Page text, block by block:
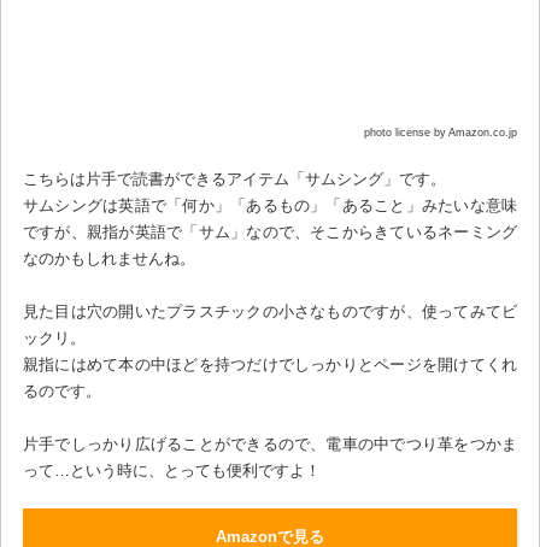
photo license by Amazon.co.jp
こちらは片手で読書ができるアイテム「サムシング」です。
サムシングは英語で「何か」「あるもの」「あること」みたいな意味
ですが、親指が英語で「サム」なので、そこからきているネーミング
なのかもしれませんね。
見た目は穴の開いたプラスチックの小さなものですが、使ってみてビ
ックリ。
親指にはめて本の中ほどを持つだけでしっかりとページを開けてくれ
るのです。
片手でしっかり広げることができるので、電車の中でつり革をつかま
って…という時に、とっても便利ですよ！
Amazonで見る